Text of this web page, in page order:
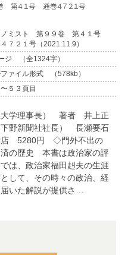
第４１号 通巻４７２１号
ノミスト 第９９巻 第４１号
７２１号（2021.11.9）
ジ （全1324字）
ァイル形式 （578kb）
〜５３頁目
学理事長） 著者 井上正
野新聞社社長） 長瀬要石
店 5280円 ◇門外不出の
済の歴史 本書は政治家の評
は、政治家福田赳夫の生涯
して、その時々の政治、経
いた解説が提供さ…